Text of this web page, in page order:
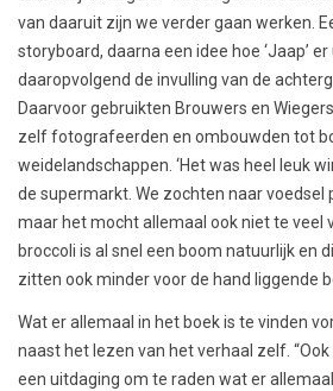
van daaruit zijn we verder gaan werken.
storyboard, daarna een idee hoe ‘Jaap’
daaropvolgend de invulling van de
Daarvoor gebruikten Brouwers en
zelf fotografeerden en ombouwden tot
weidelandschappen. ‘Het was heel leuk
de supermarkt. We zochten naar voedsel
maar het mocht allemaal ook niet te veel
broccoli is al snel een boom natuurlijk en
zitten ook minder voor de hand liggende
Wat er allemaal in het boek is te vinden
naast het lezen van het verhaal zelf.
een uitdaging om te raden wat er